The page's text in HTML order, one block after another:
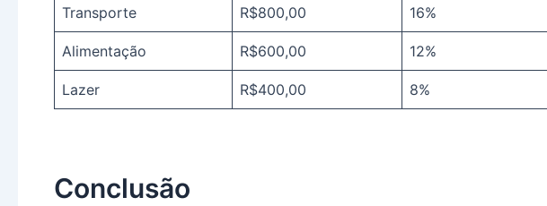
Transporte R$800,00 16%
Alimentação R$600,00 12%
Lazer R$400,00 8%
Conclusão